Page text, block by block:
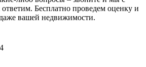
Бесплатно проведем оценку и
вашей недвижимости.